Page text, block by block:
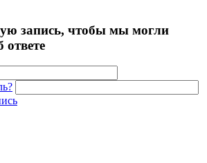
запись, чтобы мы могли
ответе